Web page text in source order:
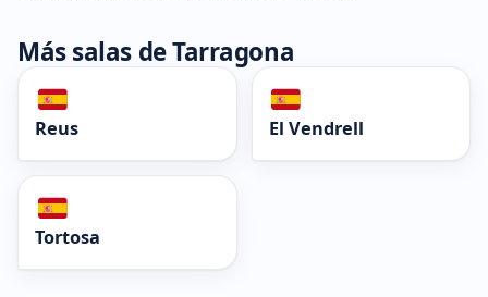
Más salas de Tarragona
Reus El Vendrell
Tortosa